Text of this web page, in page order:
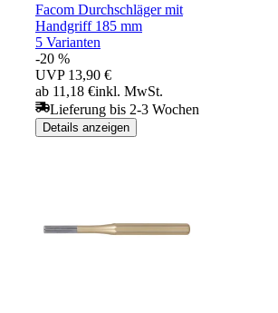
Facom Durchschläger mit
Handgriff 185 mm
5 Varianten
-20 %
UVP 13,90 €
ab 11,18 €inkl. MwSt.
Lieferung bis 2-3 Wochen
Details anzeigen